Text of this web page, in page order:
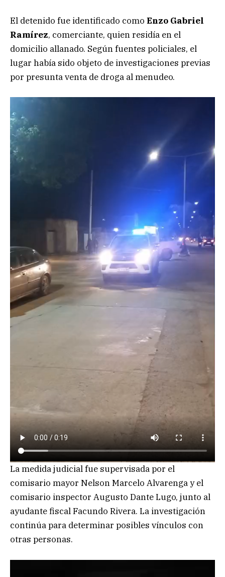
El detenido fue identificado como Enzo Gabriel
Ramírez, comerciante, quien residía en el
domicilio allanado. Según fuentes policiales, el
lugar había sido objeto de investigaciones previas
por presunta venta de droga al menudeo.
La medida judicial fue supervisada por el
comisario mayor Nelson Marcelo Alvarenga y el
comisario inspector Augusto Dante Lugo, junto al
ayudante fiscal Facundo Rivera. La investigación
continúa para determinar posibles vínculos con
otras personas.